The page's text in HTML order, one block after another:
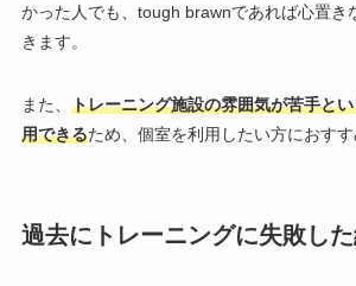
かった人でも、 tough brawnであれば心置き
きます。
また、 トレーニング施設の雰囲気が苦手と
用できるため、個室を利用したい方におすす
過去にトレーニングに失敗し